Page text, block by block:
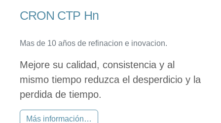
CRON CTP Hn
Mas de 10 años de refinacion e inovacion.
Mejore su calidad, consistencia y al
mismo tiempo reduzca el desperdicio y la
perdida de tiempo.
Más información…